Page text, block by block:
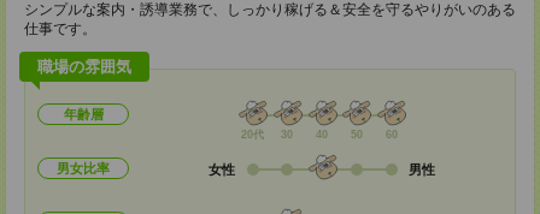
シンプルな案内・誘導業務で、しっかり稼げる＆安全を守るやりがいのある
仕事です。
職場の雰囲気
年齢層
20代 30 40 50 60
男女比率 女性 男性